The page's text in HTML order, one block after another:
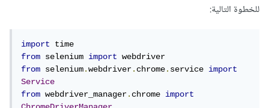
للخطوة التالية:
import
from selenium import
from selenium.webdriver.chrome.service import
Service
from webdriver_manager.chrome import